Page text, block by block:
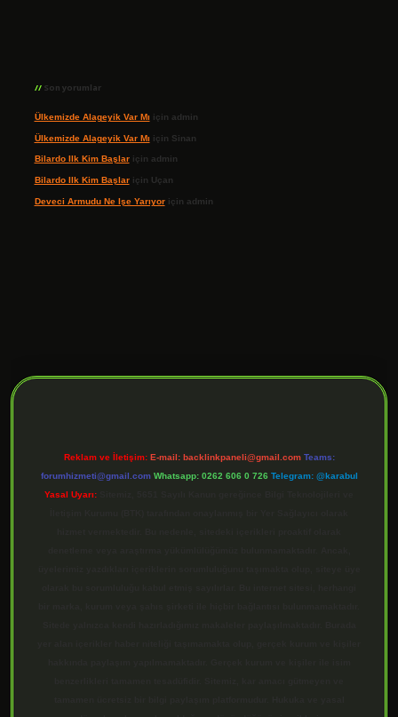
Son yorumlar
Ülkemizde Alageyik Var Mı için admin
Ülkemizde Alageyik Var Mı için Sinan
Bilardo Ilk Kim Başlariçin admin
Bilardo Ilk Kim Başlariçin Uçan
Deveci Armudu Ne Işe Yarıyoriçin admin
Reklam ve İletişim: E-mail: backlinkpaneli@gmail.com Teams:
forumhizmeti@gmail.com Whatsapp: 0262 606 0 726 Telegram: @karabul
Yasal Uyarı: